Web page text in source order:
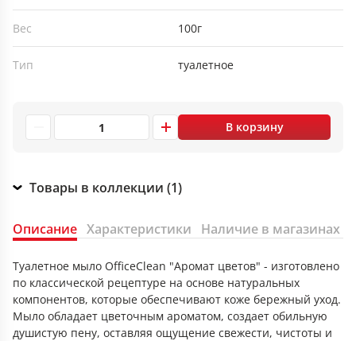
Вес 100г
Тип туалетное
В корзину
Товары в коллекции (1)
Описание Характеристики Наличие в магазинах
Туалетное мыло OfficeClean "Аромат цветов" - изготовлено
по классической рецептуре на основе натуральных
компонентов, которые обеспечивают коже бережный уход.
Мыло обладает цветочным ароматом, создает обильную
душистую пену, оставляя ощущение свежести, чистоты и